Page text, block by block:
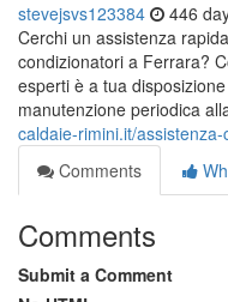
stevejsvs123384 446
Cerchi un assistenza
condizionatori a Ferrara?
esperti è a tua
manutenzione periodica
caldaie-rimini.it/
Comments
Comments
Submit a Comment